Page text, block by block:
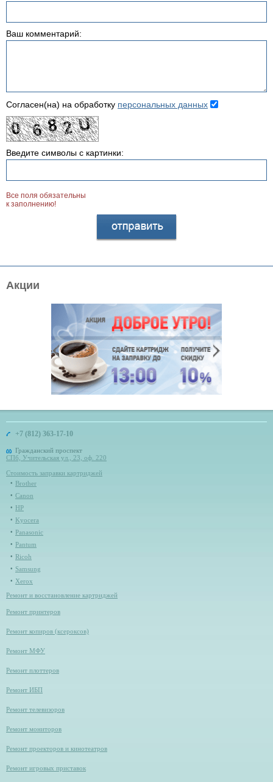
Акции
Ваш комментарий:
Согласен(на) на обработку персональных данных
Введите символы с картинки:
Все поля обязательны
к заполнению!
+7 (812) 363-17-10
Гражданский проспект
СПб, Учительская ул., 23, оф. 220
Стоимость заправки картриджей
Brother
Canon
HP
Kyocera
Panasonic
Pantum
Ricoh
Samsung
Xerox
Ремонт и восстановление картриджей
Ремонт принтеров
Ремонт копиров (ксероксов)
Ремонт МФУ
Ремонт плоттеров
Ремонт ИБП
Ремонт телевизоров
Ремонт мониторов
Ремонт проекторов и кинотеатров
Ремонт игровых приставок